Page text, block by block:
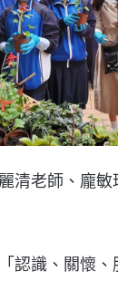
清老師、龐敏
認識、關懷